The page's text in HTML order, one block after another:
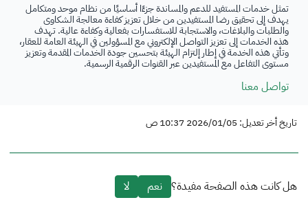
تمثل خدمات المستفيد للدعم والمساندة جزءًا أساسيًا من نظام موحد ومتكامل
يهدف إلى تحقيق رضا المستفيدين من خلال تعزيز كفاءة معالجة الشكاوى
والطلبات والبلاغات، والاستجابة للاستفسارات بفعالية وكفاءة عالية. تهدف
هذه الخدمات إلى تعزيز التواصل الإلكتروني مع المسؤولين في الهيئة العامة للعقار،
وتأتي هذه الخدمة في إطار إلتزام الهيئة بتحسين جودة الخدمات المقدمة وتعزيز
مستوى التفاعل مع المستفيدين عبر القنوات الرقمية الرسمية.
تواصل معنا
تاريخ أخر تعديل: 2026/01/05 10:37 ص
هل كانت هذه الصفحة مفيدة؟ نعم
لا